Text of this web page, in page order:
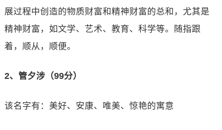
展过程中创造的物质财富和精神财富的总和，尤其是
精神财富，如文学、艺术、教育、科学等。随指跟
着，顺从，顺便。
2、管夕涉（99分）
该名字有：美好、安康、唯美、惊艳的寓意